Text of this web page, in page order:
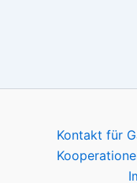
Kontakt für